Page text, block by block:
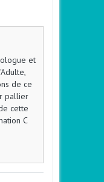
et
de ce
pallier
cette
C